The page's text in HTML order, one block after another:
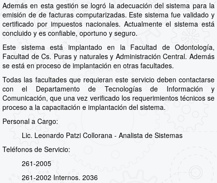
Además en esta gestión se logró la adecuación del sistema para la
emisión de de facturas computarizadas. Este sistema fue validado y
certificado por impuestos nacionales. Actualmente el sistema está
concluido y es confiable, oportuno y seguro.
Este sistema está implantado en la Facultad de Odontología,
Facultad de Cs. Puras y naturales y Administración Central. Además
se está en proceso de implantación en otras facultades.
Todas las facultades que requieran este servicio deben contactarse
con el Departamento de Tecnologías de Información y
Comunicación, que una vez verificado los requerimientos técnicos se
proceso a la capacitación e implantación del sistema.
Personal a Cargo:
Lic. Leonardo Patzi Collorana - Analista de Sistemas
Teléfonos de Servicio:
261-2005
261-2002 Internos. 2036